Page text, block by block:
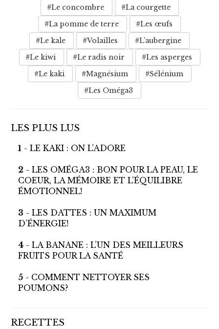
#Le concombre
#La courgette
#La pomme de terre
#Les œufs
#Le kale
#Volailles
#L’aubergine
#Le kiwi
#Le radis noir
#Les asperges
#Le kaki
#Magnésium
#Sélénium
#Les Oméga3
LES PLUS LUS
1 - LE KAKI : ON L’ADORE
2 - LES OMÉGA3 : BON POUR LA PEAU, LE
COEUR, LA MÉMOIRE ET L’ÉQUILIBRE
ÉMOTIONNEL!
3 - LES DATTES : UN MAXIMUM
D’ÉNERGIE!
4 - LA BANANE : L’UN DES MEILLEURS
FRUITS POUR LA SANTÉ
5 - COMMENT NETTOYER SES
POUMONS?
RECETTES